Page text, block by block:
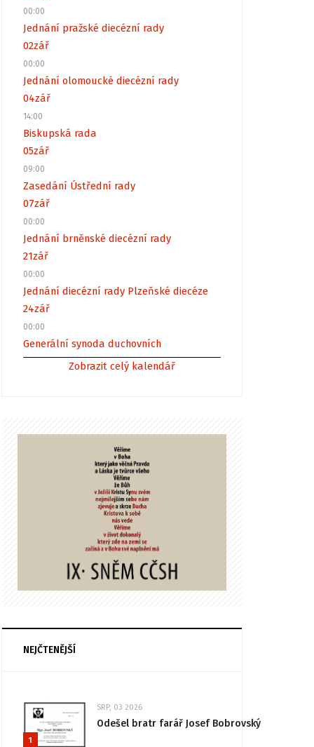
00:00
Jednání pražské diecézní rady
02zář
00:00
Jednání olomoucké diecézní rady
04zář
14:00
Biskupská rada
05zář
09:00
Zasedání Ústřední rady
07zář
00:00
Jednání brněnské diecézní rady
21zář
00:00
Jednání diecézní rady Plzeňské diecéze
24zář
00:00
Generální synoda duchovních
Zobrazit celý kalendář
NEJČTENĚJŠÍ
1
SRP, 03 2026
Odešel bratr farář Josef Bobrovský